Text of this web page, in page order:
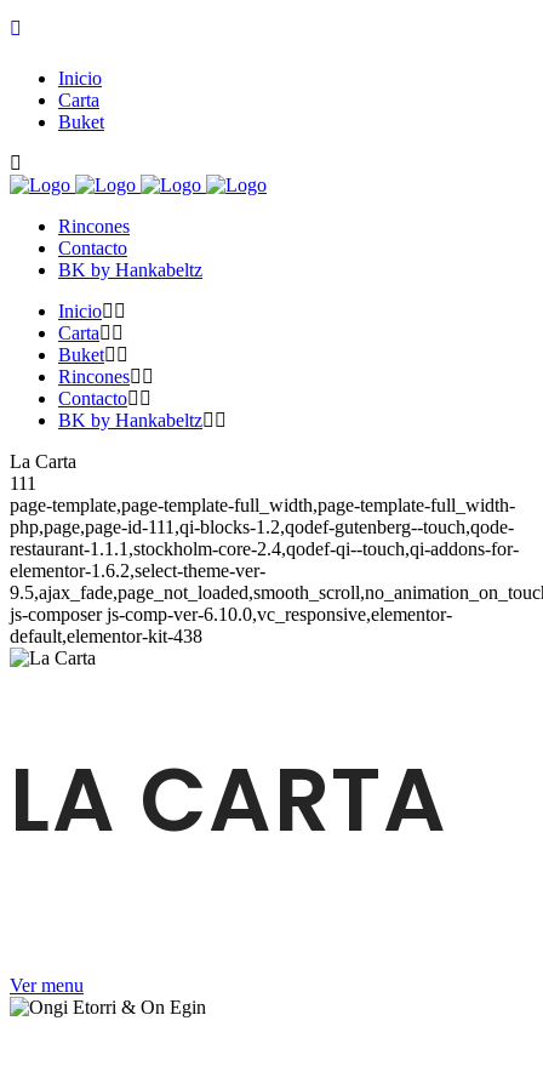
Inicio
Carta
Buket
Rincones
Contacto
BK by Hankabeltz
Inicio
Carta
Buket
Rincones
Contacto
BK by Hankabeltz
La Carta
111
page-template,page-template-full_width,page-template-full_width-
php,page,page-id-111,qi-blocks-1.2,qodef-gutenberg--touch,qode-
restaurant-1.1.1,stockholm-core-2.4,qodef-qi--touch,qi-addons-for-
elementor-1.6.2,select-theme-ver-
js-composer js-comp-ver-6.10.0,vc_responsive,elementor-
default,elementor-kit-438
LA CARTA
Ver menu